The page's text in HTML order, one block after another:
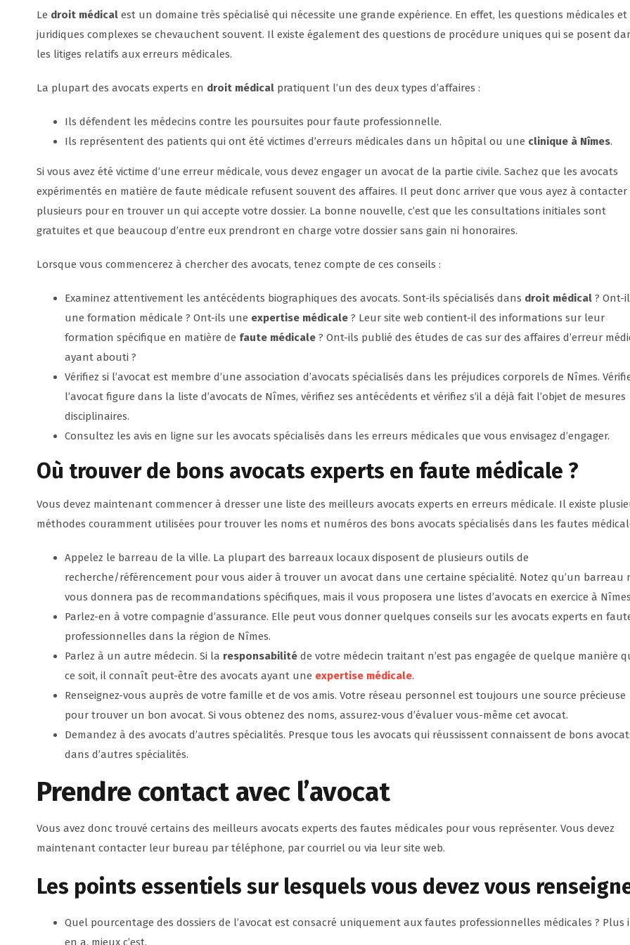
Le droit médical est un domaine très spécialisé qui nécessite une grande expérience. En effet, les questions médicales et
juridiques complexes se chevauchent souvent. Il existe également des questions de procédure uniques qui se posent
les litiges relatifs aux erreurs médicales.
La plupart des avocats experts en droit médical pratiquent l’un des deux types d’affaires :
Ils défendent les médecins contre les poursuites pour faute professionnelle.
Ils représentent des patients qui ont été victimes d’erreurs médicales dans un hôpital ou une clinique à Nîmes.
Si vous avez été victime d’une erreur médicale, vous devez engager un avocat de la partie civile. Sachez que les avocats
expérimentés en matière de faute médicale refusent souvent des affaires. Il peut donc arriver que vous ayez à contacter
plusieurs pour en trouver un qui accepte votre dossier. La bonne nouvelle, c’est que les consultations initiales sont
gratuites et que beaucoup d’entre eux prendront en charge votre dossier sans gain ni honoraires.
Lorsque vous commencerez à chercher des avocats, tenez compte de ces conseils :
Examinez attentivement les antécédents biographiques des avocats. Sont-ils spécialisés dans droit médical ? Ont-
une formation médicale ? Ont-ils une expertise médicale ? Leur site web contient-il des informations sur leur
formation spécifique en matière de faute médicale ? Ont-ils publié des études de cas sur des affaires d’erreur
ayant abouti ?
Vérifiez si l’avocat est membre d’une association d’avocats spécialisés dans les préjudices corporels de Nîmes.
l’avocat figure dans la liste d’avocats de Nîmes, vérifiez ses antécédents et vérifiez s’il a déjà fait l’objet de mesures
disciplinaires.
Consultez les avis en ligne sur les avocats spécialisés dans les erreurs médicales que vous envisagez d’engager.
Où trouver de bons avocats experts en faute médicale ?
Vous devez maintenant commencer à dresser une liste des meilleurs avocats experts en erreurs médicale. Il existe
méthodes couramment utilisées pour trouver les noms et numéros des bons avocats spécialisés dans les fautes
Appelez le barreau de la ville. La plupart des barreaux locaux disposent de plusieurs outils de
recherche/référencement pour vous aider à trouver un avocat dans une certaine spécialité. Notez qu’un barreau
vous donnera pas de recommandations spécifiques, mais il vous proposera une listes d’avocats en exercice à
Parlez-en à votre compagnie d’assurance. Elle peut vous donner quelques conseils sur les avocats experts en
professionnelles dans la région de Nîmes.
Parlez à un autre médecin. Si la responsabilité de votre médecin traitant n’est pas engagée de quelque manière
ce soit, il connaît peut-être des avocats ayant une expertise médicale.
Renseignez-vous auprès de votre famille et de vos amis. Votre réseau personnel est toujours une source précieuse
pour trouver un bon avocat. Si vous obtenez des noms, assurez-vous d’évaluer vous-même cet avocat.
Demandez à des avocats d’autres spécialités. Presque tous les avocats qui réussissent connaissent de bons
dans d’autres spécialités.
Prendre contact avec l’avocat
Vous avez donc trouvé certains des meilleurs avocats experts des fautes médicales pour vous représenter. Vous devez
maintenant contacter leur bureau par téléphone, par courriel ou via leur site web.
Les points essentiels sur lesquels vous devez vous
Quel pourcentage des dossiers de l’avocat est consacré uniquement aux fautes professionnelles médicales ? Plus
en a, mieux c’est.